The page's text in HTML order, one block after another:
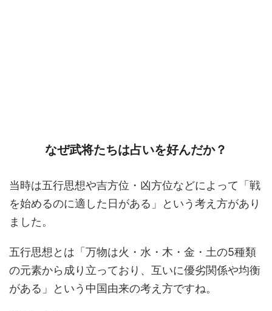
なぜ武将たちは占いを好んだか？
当時は五行思想や吉方位・凶方位などによって「戦
を始めるのに適した日がある」という考え方があり
ました。
五行思想とは「万物は火・水・木・金・土の5種類
の元素から成り立っており、互いに優劣関係や均衡
がある」という中国由来の考え方ですね。